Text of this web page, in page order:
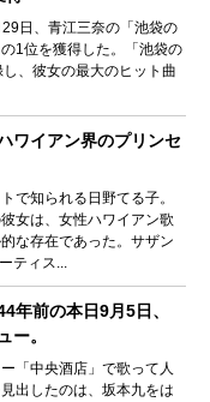
日、青江三奈の「池袋の
1位を獲得した。「池袋の
、彼女の最大のヒット曲
ワイアン界のプリンセ
で知られる日野てる子。
女は、女性ハワイアン歌
な存在であった。サザン
ティス...
年前の本日9月5日、
ー。
「中央酒店」で歌って人
出したのは、坂本九をは